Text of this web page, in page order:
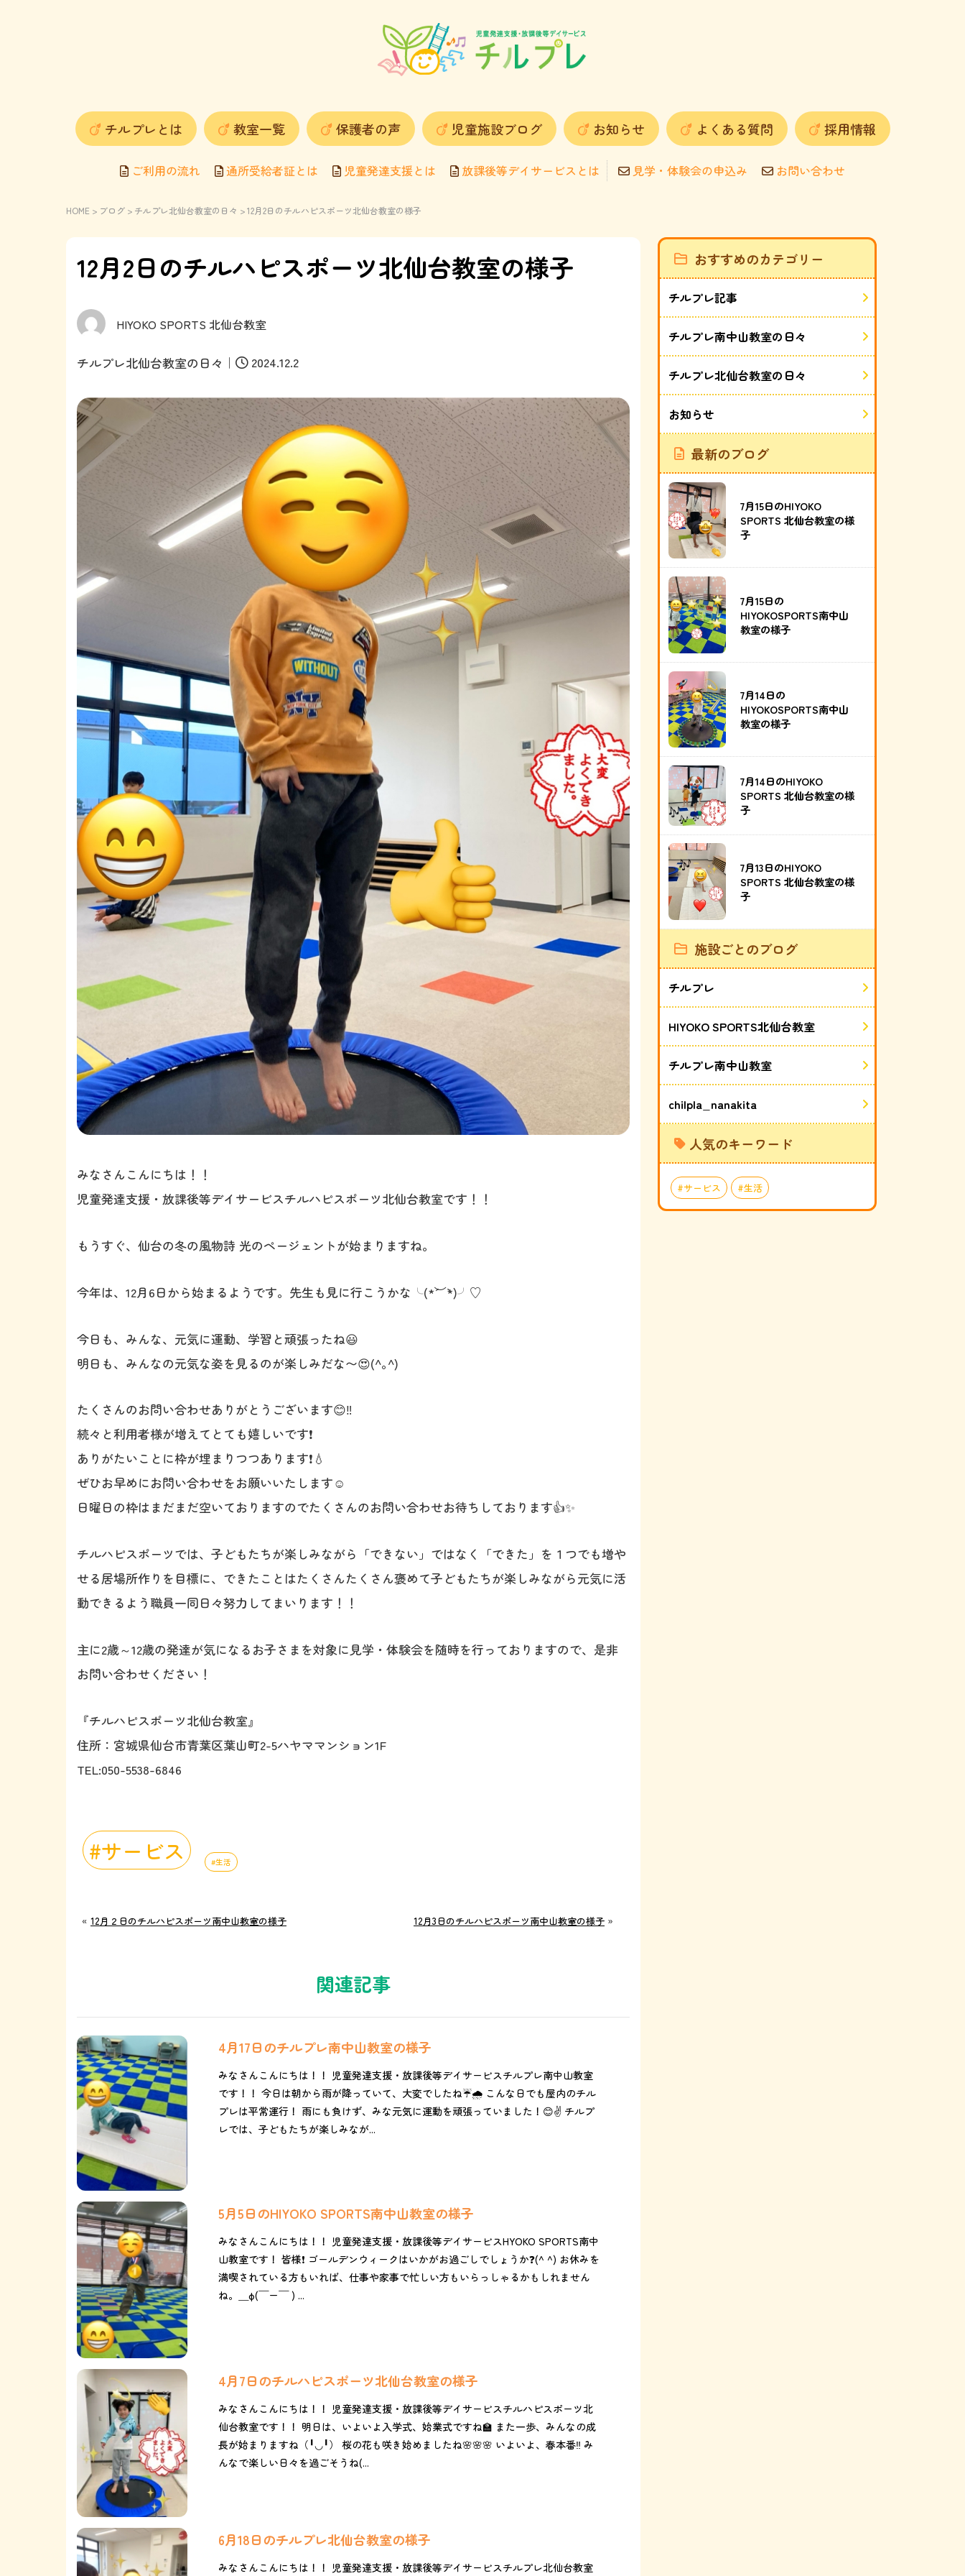
チルプレとは 教室一覧 保護者の声 児童施設ブログ お知らせ よくある質問 採用情報
ご利用の流れ 通所受給者証とは 児童発達支援とは 放課後等デイサービスとは 見学・体験会の申込み お問い合わせ
HOME > ブログ > チルプレ北仙台教室の日々 > 12月2日のチルハピスポーツ北仙台教室の様子
12月2日のチルハピスポーツ北仙台教室の様子
HIYOKO SPORTS 北仙台教室
チルプレ北仙台教室の日々 ｜ 2024.12.2
みなさんこんにちは！！
児童発達支援・放課後等デイサービスチルハピスポーツ北仙台教室です！！
もうすぐ、仙台の冬の風物詩 光のページェントが始まりますね。
今年は、12月6日から始まるようです。先生も見に行こうかな╰(*´︶`*)╯♡
今日も、みんな、元気に運動、学習と頑張ったね😃
明日も、みんなの元気な姿を見るのが楽しみだな〜😍(^｡^)
たくさんのお問い合わせありがとうございます😊‼️
続々と利用者様が増えてとても嬉しいです❗️
ありがたいことに枠が埋まりつつあります❗️💧
ぜひお早めにお問い合わせをお願いいたします☺️
日曜日の枠はまだまだ空いておりますのでたくさんのお問い合わせお待ちしております👍✨
チルハピスポーツでは、子どもたちが楽しみながら「できない」ではなく「できた」を１つでも増や
せる居場所作りを目標に、できたことはたくさんたくさん褒めて子どもたちが楽しみながら元気に活
動できるよう職員一同日々努力してまいります！！
主に2歳～12歳の発達が気になるお子さまを対象に見学・体験会を随時を行っておりますので、是非
お問い合わせください！
『チルハピスポーツ北仙台教室』
住所：宮城県仙台市青葉区葉山町2-5ハヤママンション1F
TEL:050-5538-6846
サービス 生活
« 12月２日のチルハピスポーツ南中山教室の様子 12月3日のチルハピスポーツ南中山教室の様子 »
関連記事
4月17日のチルプレ南中山教室の様子
みなさんこんにちは！！ 児童発達支援・放課後等デイサービスチルプレ南中山教室
です！！ 今日は朝から雨が降っていて、大変でしたね☔️🌧️ こんな日でも屋内のチル
プレは平常運行！ 雨にも負けず、みな元気に運動を頑張っていました！😊✌️ チルプ
レでは、子どもたちが楽しみなが...
5月5日のHIYOKO SPORTS南中山教室の様子
みなさんこんにちは！！ 児童発達支援・放課後等デイサービスHYOKO SPORTS南中
山教室です！ 皆様❗️ ゴールデンウィークはいかがお過ごしでしょうか❓(^ ^) お休みを
満喫されている方もいれば、仕事や家事で忙しい方もいらっしゃるかもしれません
ね。＿φ(￣ー￣ ) ...
4月7日のチルハピスポーツ北仙台教室の様子
みなさんこんにちは！！ 児童発達支援・放課後等デイサービスチルハピスポーツ北
仙台教室です！！ 明日は、いよいよ入学式、始業式ですね🏫 また一歩、みんなの成
長が始まりますね（╹◡╹） 桜の花も咲き始めましたね🌸🌸🌸 いよいよ、春本番‼️ み
んなで楽しい日々を過ごそうね(...
6月18日のチルプレ北仙台教室の様子
みなさんこんにちは！！ 児童発達支援・放課後等デイサービスチルプレ北仙台教室
おすすめのカテゴリー
チルプレ記事
チルプレ南中山教室の日々
チルプレ北仙台教室の日々
お知らせ
最新のブログ
7月15日のHIYOKO
SPORTS 北仙台教室の様
子
7月15日の
HIYOKOSPORTS南中山
教室の様子
7月14日の
HIYOKOSPORTS南中山
教室の様子
7月14日のHIYOKO
SPORTS 北仙台教室の様
子
7月13日のHIYOKO
SPORTS 北仙台教室の様
子
施設ごとのブログ
チルプレ
HIYOKO SPORTS北仙台教室
チルプレ南中山教室
chilpla_nanakita
人気のキーワード
サービス 生活